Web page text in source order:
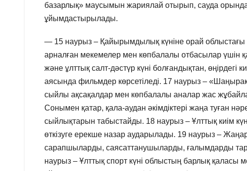
базарлық» маусымын жариялай отырып, сауда
ұйымдастырылады.
— 15 наурыз – Қайырымдылық күніне орай облыстағы
арналған мекемелер мен көпбалалы отбасылар үшін
және ұлттық салт-дәстүр күні болғандықтан,
аясында фильмдер көрсетіледі. 17 наурыз –
сыйлы ақсақалдар мен көпбалалы аналар жас
Сонымен қатар, қала-аудан әкімдіктері жаңа туған
сыйлықтарын табыстайды. 18 наурыз – Ұлттық киім
өткізуге ерекше назар аударылады. 19 наурыз –
сарапшыларды, саясаттанушыларды, ғалымдарды
наурыз – Ұлттық спорт күні облыстың барлық қаласы